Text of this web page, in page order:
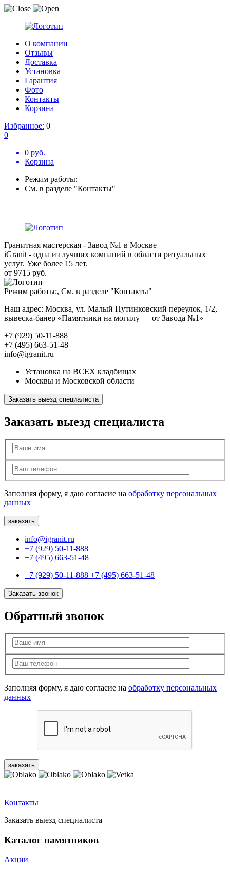
О компании
Отзывы
Доставка
Установка
Гарантия
Фото
Контакты
Корзина
Избранное: 0
0
0 руб.
Корзина
Режим работы:
См. в разделе "Контакты"
Гранитная мастерская - Завод №1 в Москве
iGranit - одна из лучших компаний в области ритуальных
услуг. Уже более 15 лет.
от 9715 руб.
Режим работы:, См. в разделе "Контакты"
Наш адрес: Москва, ул. Малый Путинковский переулок, 1/2,
вывеска-банер «Памятники на могилу — от Завода №1»
+7 (929) 50-11-888
+7 (495) 663-51-48
info@igranit.ru
Установка на ВСЕХ кладбищах
Москвы и Московской области
Заказать выезд специалиста
Заказать выезд специалиста
Заполняя форму, я даю согласие на обработку персональных
данных
info@igranit.ru
+7 (929) 50-11-888
+7 (495) 663-51-48
+7 (929) 50-11-888 +7 (495) 663-51-48
Заказать звонок
Обратный звонок
Заполняя форму, я даю согласие на обработку персональных
данных
Контакты
Заказать выезд специалиста
Каталог памятников
Акции